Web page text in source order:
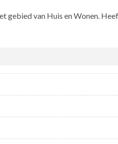
van Huis en Wonen.